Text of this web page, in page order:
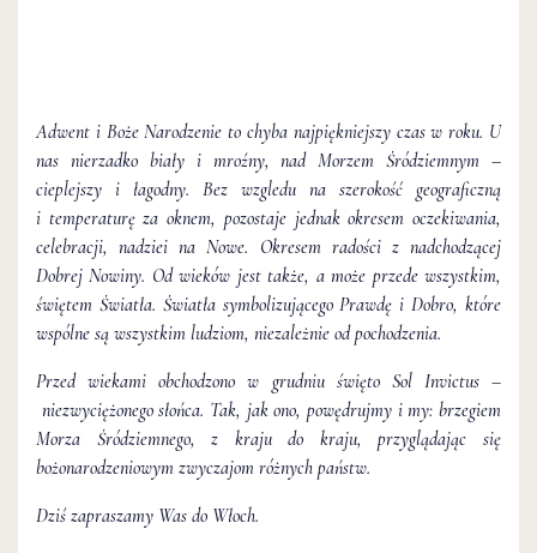
Adwent i Boże Narodzenie to chyba najpiękniejszy czas w roku. U
nas nierzadko biały i mroźny, nad Morzem Śródziemnym –
cieplejszy i łagodny. Bez wzgledu na szerokość geograficzną
i temperaturę za oknem, pozostaje jednak okresem oczekiwania,
celebracji, nadziei na Nowe. Okresem radości z nadchodzącej
Dobrej Nowiny. Od wieków jest także, a może przede wszystkim,
świętem Światła. Światła symbolizującego Prawdę i Dobro, które
wspólne są wszystkim ludziom, niezależnie od pochodzenia.
Przed wiekami obchodzono w grudniu święto Sol Invictus –
niezwyciężonego słońca. Tak, jak ono, powędrujmy i my: brzegiem
Morza Śródziemnego, z kraju do kraju, przyglądając się
bożonarodzeniowym zwyczajom różnych państw.
Dziś zapraszamy Was do Włoch.